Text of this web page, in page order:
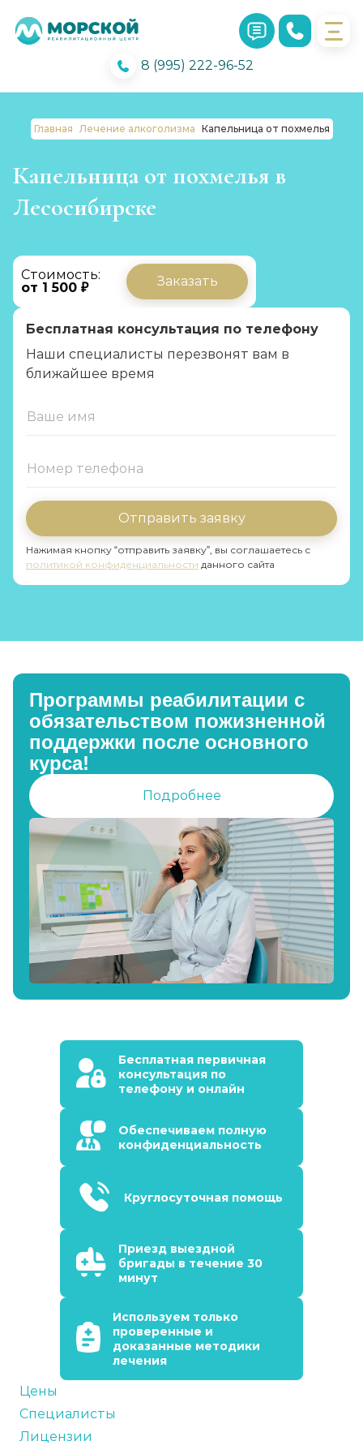
8 (995) 222-96-52
Главная Лечение алкоголизма Капельница от похмелья
Капельница от похмелья в
Лесосибирске
Стоимость:
от 1 500 ₽
Заказать
Бесплатная консультация по телефону
Наши специалисты перезвонят вам в
ближайшее время
Отправить заявку
Нажимая кнопку “отправить заявку”, вы соглашаетесь с
политикой конфиденциальности данного сайта
Программы реабилитации с
обязательством пожизненной
поддержки после основного
курса!
Подробнее
Бесплатная первичная
консультация по
телефону и онлайн
Обеспечиваем полную
конфиденциальность
Круглосуточная помощь
Приезд выездной
бригады в течение 30
минут
Используем только
проверенные и
доказанные методики
лечения
Цены
Специалисты
Лицензии